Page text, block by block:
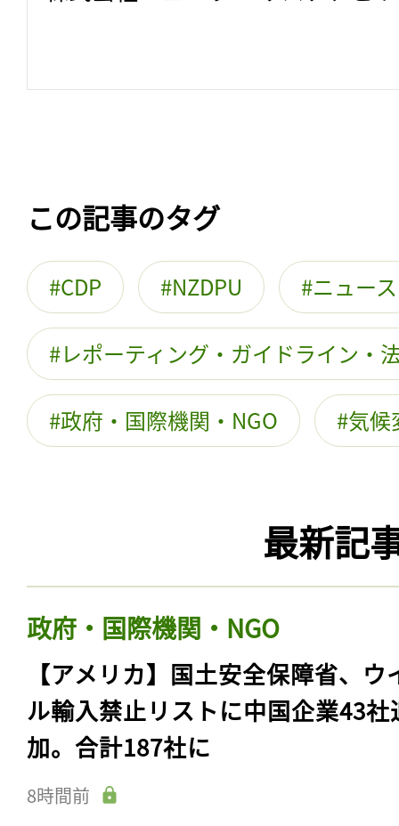
この記事のタグ
CDP NZDPU ニュース
レポーティング・ガイドライン・
政府・国際機関・NGO 気候
最新記
政府・国際機関・NGO
【アメリカ】国土安全保障省、ウ
ル輸入禁止リストに中国企業43社
加。合計187社に
8時間前